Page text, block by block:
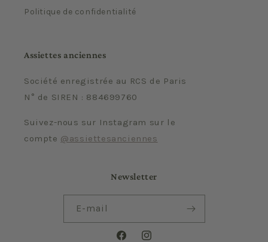
Politique de confidentialité
Assiettes anciennes
Société enregistrée au RCS de Paris
N° de SIREN : 884699760
Suivez-nous sur Instagram sur le
compte @assiettesanciennes
Newsletter
E-mail